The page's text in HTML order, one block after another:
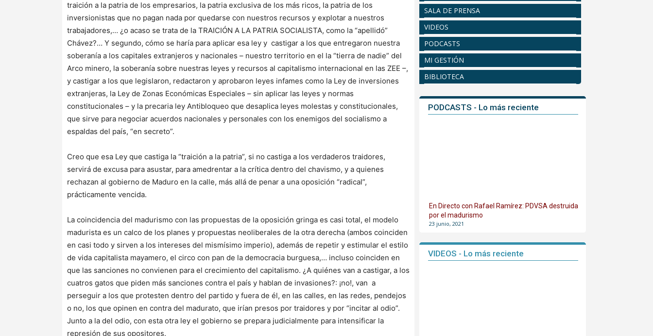
traición a la patria de los empresarios, la patria exclusiva de los más ricos, la patria de los
inversionistas que no pagan nada por quedarse con nuestros recursos y explotar a nuestros
trabajadores,… ¿o acaso se trata de la TRAICIÓN A LA PATRIA SOCIALISTA, como la “apellidó”
Chávez?… Y segundo, cómo se haría para aplicar esa ley y castigar a los que entregaron nuestra
soberanía a los capitales extranjeros y nacionales – nuestro territorio en el la “tierra de nadie” del
Arco minero, la soberanía sobre nuestras leyes y recursos al capitalismo internacional en las ZEE –,
y castigar a los que legislaron, redactaron y aprobaron leyes infames como la Ley de inversiones
extranjeras, la Ley de Zonas Económicas Especiales – sin aplicar las leyes y normas
constitucionales – y la precaria ley Antibloqueo que desaplica leyes molestas y constitucionales,
que sirve para negociar acuerdos nacionales y personales con los enemigos del socialismo a
espaldas del país, “en secreto”.
Creo que esa Ley que castiga la “traición a la patria”, si no castiga a los verdaderos traidores,
servirá de excusa para asustar, para amedrentar a la crítica dentro del chavismo, y a quienes
rechazan al gobierno de Maduro en la calle, más allá de penar a una oposición “radical”,
prácticamente vencida.
La coincidencia del madurismo con las propuestas de la oposición gringa es casi total, el modelo
madurista es un calco de los planes y propuestas neoliberales de la otra derecha (ambos coinciden
en casi todo y sirven a los intereses del mismísimo imperio), además de repetir y estimular el estilo
de vida capitalista mayamero, el circo con pan de la democracia burguesa,… incluso coinciden en
que las sanciones no convienen para el crecimiento del capitalismo. ¿A quiénes van a castigar, a los
cuatros gatos que piden más sanciones contra el país y hablan de invasiones?: ¡no!, van a
perseguir a los que protesten dentro del partido y fuera de él, en las calles, en las redes, pendejos
o no, los que opinen en contra del madurato, que irían presos por traidores y por “incitar al odio”.
Junto a la del odio, con esta otra ley el gobierno se prepara judicialmente para intensificar la
represión de sus opositores.
SALA DE PRENSA
VIDEOS
PODCASTS
MI GESTIÓN
BIBLIOTECA
PODCASTS - Lo más reciente
En Directo con Rafael Ramírez: PDVSA destruida
por el madurismo
23 junio, 2021
VIDEOS - Lo más reciente